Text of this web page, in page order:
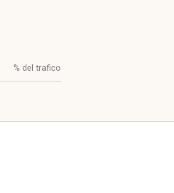
% del trafico